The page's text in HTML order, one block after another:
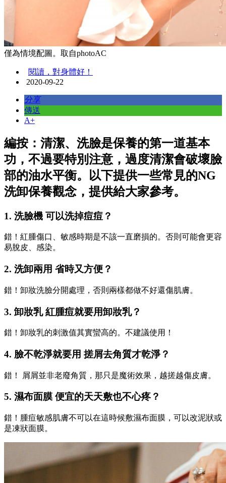
僅為情境配圖。取自photoAC
閱讀，對身體好！
2020-09-22
分享
傳送
A+
編按：清潔、洗臉是保養的第一道基本
功，不過要特別注意，過度清潔會破壞臉
部的油水平衡。以下提供一些常見的NG
洗卸保養觀念，提供給大家參考。
1. 洗臉機 可以洗掉痘痘？
錯！紅腫傷口、敏感時期是不該一直磨損的。否則可能會更容
易脫皮、感染。
2. 洗卸兩用 省時又方便？
錯！卸妝洗臉分開處理，否則兩樣都做不好還傷肌膚。
3. 卸妝乳 紅腫痘就要用卸妝乳？
錯！卸妝乳的刺激值其實蠻高的。不建議使用！
4. 臉不乾淨就要用 搓屑去角質才乾淨？
錯！ 屑屑並非老廢角質，那只是魔術效果，越搓越傷皮膚。
5. 濕布面膜 便宜的天天敷也不心疼？
錯！腫痘敏感肌膚不可以在這時候敷濕布面膜，可以改泥狀或
是凍狀面膜。